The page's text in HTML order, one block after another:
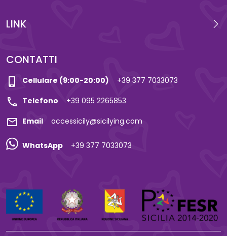
LINK
CONTATTI
phone_iphone Cellulare (9:00-20:00) +39 377 7033073
call Telefono +39 095 2265853
mail Email accessicily@sicilying.com
WhatsApp +39 377 7033073